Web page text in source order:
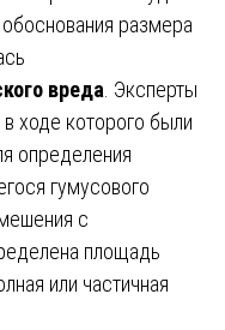
размера
вреда . Эксперты
ходе которого были
определения
гумусового
с
площадь
или частичная